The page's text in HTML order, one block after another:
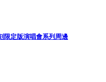
限定版演唱會系列周邊